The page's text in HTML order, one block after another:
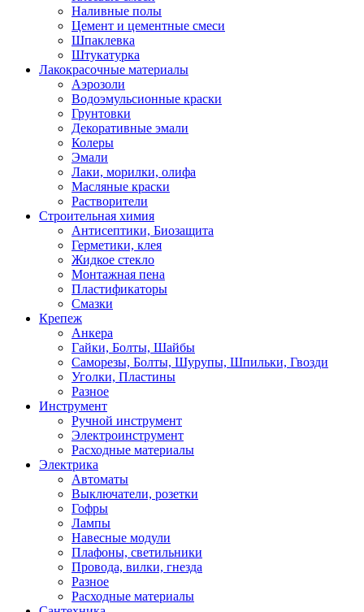
Наливные полы
Цемент и цементные смеси
Шпаклевка
Штукатурка
Лакокрасочные материалы
Аэрозоли
Водоэмульсионные краски
Грунтовки
Декоративные эмали
Колеры
Эмали
Лаки, морилки, олифа
Масляные краски
Растворители
Строительная химия
Антисептики, Биозащита
Герметики, клея
Жидкое стекло
Монтажная пена
Пластификаторы
Смазки
Крепеж
Анкера
Гайки, Болты, Шайбы
Саморезы, Болты, Шурупы, Шпильки, Гвозди
Уголки, Пластины
Разное
Инструмент
Ручной инструмент
Электроинструмент
Расходные материалы
Электрика
Автоматы
Выключатели, розетки
Гофры
Лампы
Навесные модули
Плафоны, светильники
Провода, вилки, гнезда
Разное
Расходные материалы